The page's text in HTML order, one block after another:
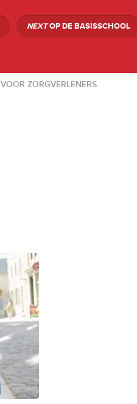
NEXTOP DE BASISSCHOOL
VOOR ZORGVERLENERS